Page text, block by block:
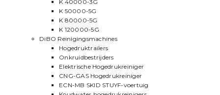
K 40000-3G
K 50000-5G
K 80000-5G
K 120000-5G
DiBO Reinigingsmachines
Hogedruktrailers
Onkruidbestrijders
Elektrische Hogedrukreiniger
CNG-GAS Hogedrukreiniger
ECN-MB SKID STUYF-voertuig